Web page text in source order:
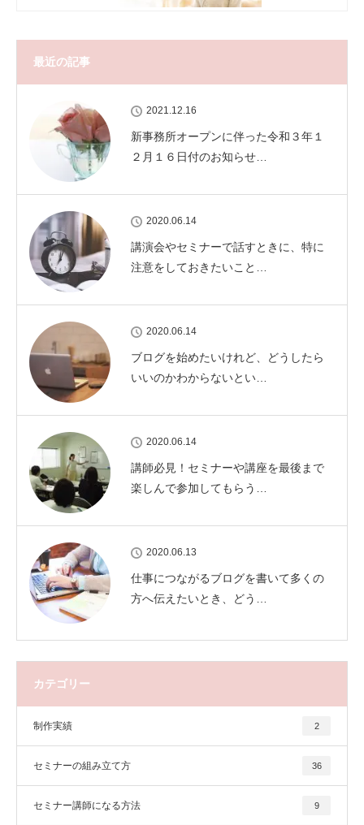
最近の記事
2021.12.16
新事務所オープンに伴った令和３年１
２月１６日付のお知らせ…
2020.06.14
講演会やセミナーで話すときに、特に
注意をしておきたいこと…
2020.06.14
ブログを始めたいけれど、どうしたら
いいのかわからないとい…
2020.06.14
講師必見！セミナーや講座を最後まで
楽しんで参加してもらう…
2020.06.13
仕事につながるブログを書いて多くの
方へ伝えたいとき、どう…
カテゴリー
制作実績 2
セミナーの組み立て方 36
セミナー講師になる方法 9